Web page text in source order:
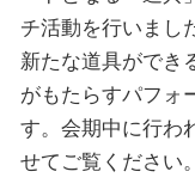
チ活動を行いまし
新たな道具ができ
がもたらすパフォ
す。会期中に行わ
せてご覧ください。